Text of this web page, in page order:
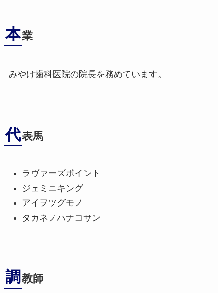
本業
みやけ歯科医院の院長を務めています。
代表馬
ラヴァーズポイント
ジェミニキング
アイヲツグモノ
タカネノハナコサン
調 教師